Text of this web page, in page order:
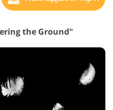
the Ground"